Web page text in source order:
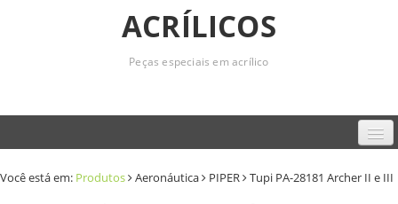
ACRÍLICOS
Peças especiais em acrílico
Você está em: Produtos Aeronáutica PIPER Tupi PA-28181 Archer II e III